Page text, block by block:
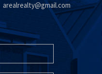
arealrealty@gmail.com